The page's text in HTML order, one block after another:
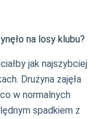
na losy klubu?
jak najszybciej
Drużyna zajęła
w normalnych
spadkiem z